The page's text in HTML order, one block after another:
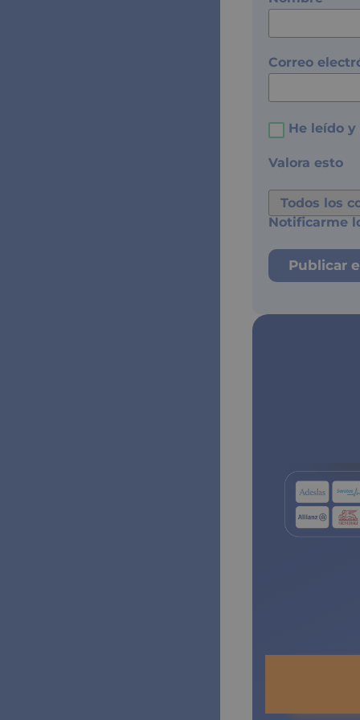
Correo
He leído y
Valora esto
Notificarme